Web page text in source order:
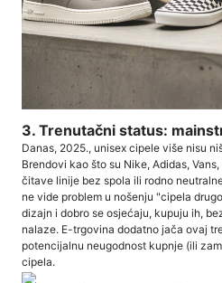
3. Trenutačni status:
Danas, 2025., unisex cipele više nisu
Brendovi kao što su Nike, Adidas,
čitave linije bez spola ili rodno
ne vide problem u nošenju "cipela
dizajn i dobro se osjećaju, kupuju ih,
nalaze. E-trgovina dodatno jača ovaj
potencijalnu neugodnost kupnje (ili
cipela.